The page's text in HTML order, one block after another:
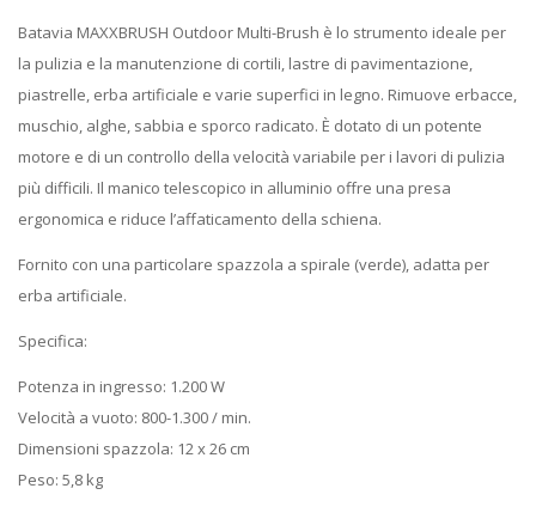
Batavia MAXXBRUSH Outdoor Multi-Brush è lo strumento ideale per
la pulizia e la manutenzione di cortili, lastre di pavimentazione,
piastrelle, erba artificiale e varie superfici in legno. Rimuove erbacce,
muschio, alghe, sabbia e sporco radicato. È dotato di un potente
motore e di un controllo della velocità variabile per i lavori di pulizia
più difficili. Il manico telescopico in alluminio offre una presa
ergonomica e riduce l’affaticamento della schiena.
Fornito con una particolare spazzola a spirale (verde), adatta per
erba artificiale.
Specifica:
Potenza in ingresso: 1.200 W
Velocità a vuoto: 800-1.300 / min.
Dimensioni spazzola: 12 x 26 cm
Peso: 5,8 kg